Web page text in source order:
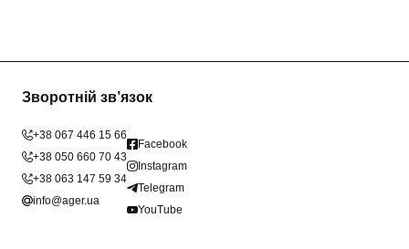
Зворотній зв’язок
+38 067 446 15 66
+38 050 660 70 43
+38 063 147 59 34
info@ager.ua
Facebook
Instagram
Telegram
YouTube